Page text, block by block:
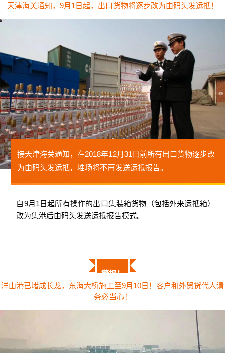
天津海关通知，9月1日起，出口货物将逐步改为由码头发运抵！
接天津海关通知，在2018年12月31日前所有出口货物逐步改
为由码头发运抵，堆场将不再发送运抵报告。
自9月1日起所有操作的出口集装箱货物（包括外来运抵箱）
改为集港后由码头发送运抵报告模式。
警报！
洋山港已堵成长龙，东海大桥施工至9月10日！客户和外贸货代人请
务必当心！